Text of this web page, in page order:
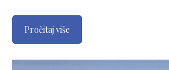
Pročitaj više